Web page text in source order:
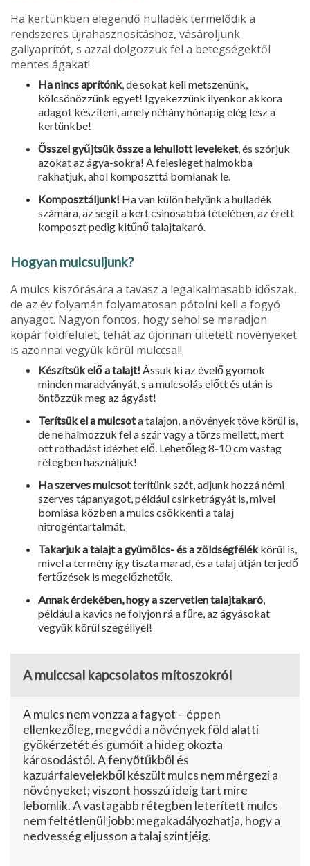
Ha kertünkben elegendő hulladék termelődik a
rendszeres újrahasznosításhoz, vásároljunk
gallyaprítót, s azzal dolgozzuk fel a betegségektől
mentes ágakat!
Ha nincs aprítónk, de sokat kell metszenünk,
kölcsönözzünk egyet! Igyekezzünk ilyenkor akkora
adagot készíteni, amely néhány hónapig elég lesz a
kertünkbe!
Ősszel gyűjtsük össze a lehullott leveleket, és szórjuk
azokat az ágya-sokra! A felesleget halmokba
rakhatjuk, ahol komposzttá bomlanak le.
Komposztáljunk! Ha van külön helyünk a hulladék
számára, az segít a kert csinosabbá tételében, az érett
komposzt pedig kitűnő talajtakaró.
Hogyan mulcsuljunk?
A mulcs kiszórására a tavasz a legalkalmasabb időszak,
de az év folyamán folyamatosan pótolni kell a fogyó
anyagot. Nagyon fontos, hogy sehol se maradjon
kopár földfelület, tehát az újonnan ültetett növényeket
is azonnal vegyük körül mulccsal!
Készítsük elő a talajt!Ássuk ki az évelő gyomok
minden maradványát, s a mulcsolás előtt és után is
öntözzük meg az ágyást!
Terítsük el a mulcsota talajon, a növények töve körül is,
de ne halmozzuk fel a szár vagy a törzs mellett, mert
ott rothadást idézhet elő. Lehetőleg 8-10 cm vastag
rétegben használjuk!
Ha szerves mulcsotterítünk szét, adjunk hozzá némi
szerves tápanyagot, például csirketrágyát is, mivel
bomlása közben a mulcs csökkenti a talaj
nitrogéntartalmát.
Takarjuk a talajt a gyümölcs- és a zöldségfélékkörül is,
mivel a termény így tiszta marad, és a talaj útján terjedő
fertőzések is megelőzhetők.
Annak érdekében, hogy a szervetlen talajtakaró,
például a kavics ne folyjon rá a fűre, az ágyásokat
vegyük körül szegéllyel!
A mulccsal kapcsolatos mítoszokról
A mulcs nem vonzza a fagyot – éppen
ellenkezőleg, megvédi a növények föld alatti
gyökérzetét és gumóit a hideg okozta
károsodástól. A fenyőtűkből és
kazuárfalevelekből készült mulcs nem mérgezi a
növényeket; viszont hosszú ideig tart mire
lebomlik. A vastagabb rétegben leterített mulcs
nem feltétlenül jobb: megakadályozhatja, hogy a
nedvesség eljusson a talaj szintjéig.